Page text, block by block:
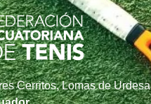
Cerritos, Lomas de Urdesa